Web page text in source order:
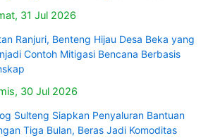
31 Jul 2026
Ranjuri, Benteng Hijau Desa Beka yang
Contoh Mitigasi Bencana Berbasis
30 Jul 2026
Sulteng Siapkan Penyaluran Bantuan
Tiga Bulan, Beras Jadi Komoditas